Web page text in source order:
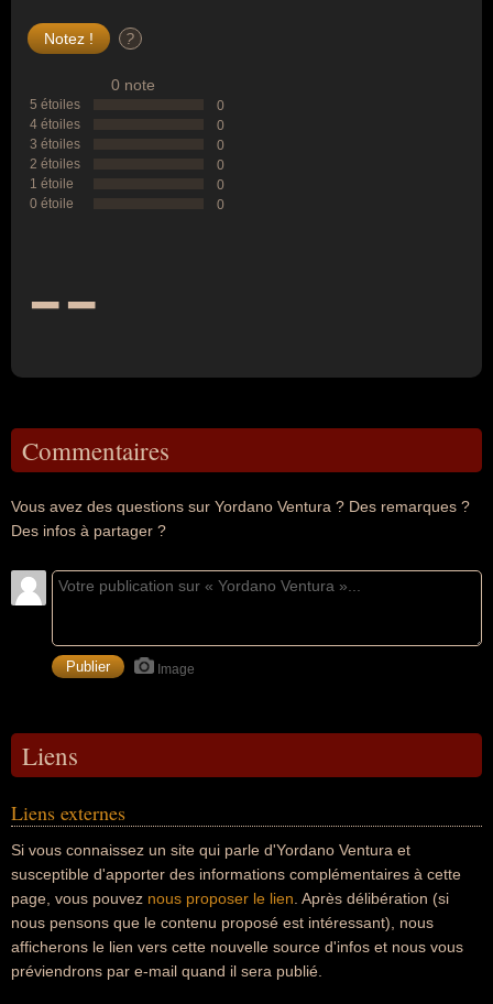
?
0 note
5 étoiles
0
4 étoiles
0
3 étoiles
0
2 étoiles
0
1 étoile
0
0 étoile
0
--
Commentaires
Vous avez des questions sur Yordano Ventura ? Des remarques ?
Des infos à partager ?
Image
Liens
Liens externes
Si vous connaissez un site qui parle d'Yordano Ventura et
susceptible d'apporter des informations complémentaires à cette
page, vous pouvez nous proposer le lien . Après délibération (si
nous pensons que le contenu proposé est intéressant), nous
afficherons le lien vers cette nouvelle source d'infos et nous vous
préviendrons par e-mail quand il sera publié.